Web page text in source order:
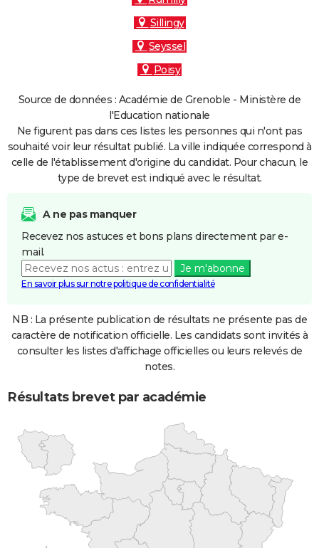
Sillingy
Seyssel
Poisy
Source de données : Académie de Grenoble - Ministère de
l'Education nationale
Ne figurent pas dans ces listes les personnes qui n'ont pas
souhaité voir leur résultat publié. La ville indiquée correspond à
celle de l'établissement d'origine du candidat. Pour chacun, le
type de brevet est indiqué avec le résultat.
A ne pas manquer
Recevez nos astuces et bons plans directement par e-
mail.
Je m'abonne
En savoir plus sur notre politique de confidentialité
NB : La présente publication de résultats ne présente pas de
caractère de notification officielle. Les candidats sont invités à
consulter les listes d'affichage officielles ou leurs relevés de
notes.
Résultats brevet par académie